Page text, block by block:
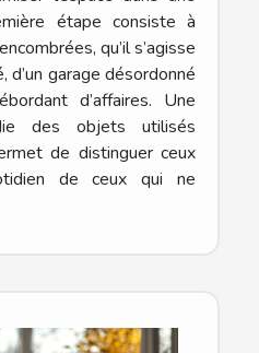
étape consiste à
qu’il s’agisse
d’un garage désordonné
d’affaires. Une
des objets utilisés
de distinguer ceux
de ceux qui ne